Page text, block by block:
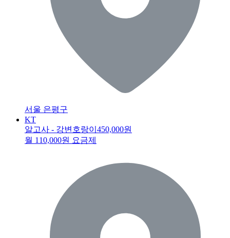
서울 은평구
KT
알고사 - 강변호랑이 450,000원
월 110,000원 요금제